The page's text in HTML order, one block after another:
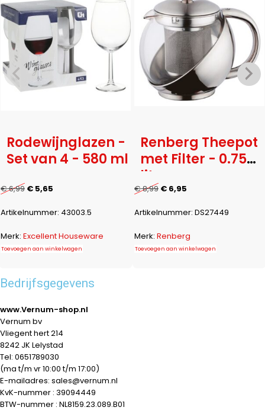
Rodewijnglazen -
Set van 4 - 580 ml
€6,99 € 5,65
Artikelnummer: 43003.5
Merk:Excellent Houseware
Toevoegen aan winkelwagen
Renberg Theepot
met Filter - 0.75
liter -
roestvrijstaal
€8,99 € 6,95
Artikelnummer:DS27449
Merk:Renberg
Toevoegen aan winkelwagen
Bedrijfsgegevens
www.Vernum-shop.nl
Vernum bv
Vliegent hert 214
8242 JK Lelystad
Tel: 0651789030
(ma t/m vr 10:00 t/m 17:00)
E-mailadres: sales@vernum.nl
KvK-nummer : 39094449
BTW-nummer : NL8159.23.089.B01